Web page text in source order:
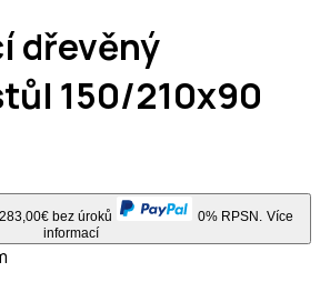
dřevěný
150/210x90
bez úroků 0% RPSN. Více
informací